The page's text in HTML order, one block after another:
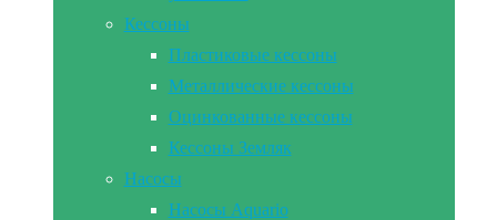
Кессоны
Пластиковые кессоны
Металлические кессоны
Оцинкованные кессоны
Кессоны Земляк
Насосы
Насосы Aquario